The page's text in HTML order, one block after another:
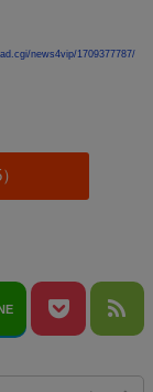
news4vip/1709377787/